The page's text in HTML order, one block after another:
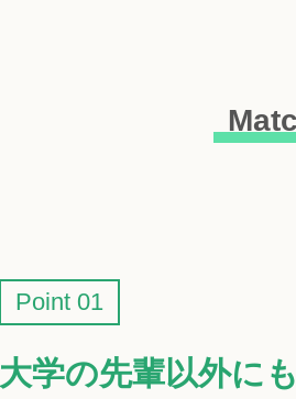
Point 01
大学の先輩以外にも